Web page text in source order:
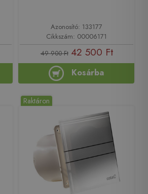
Azonosító: 133177
Cikkszám: 00006171
49 900 Ft 42 500 Ft
Kosárba
Raktáron